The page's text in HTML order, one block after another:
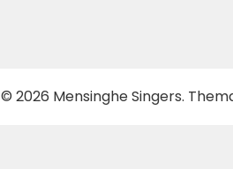
© 2026 Mensinghe Singers.